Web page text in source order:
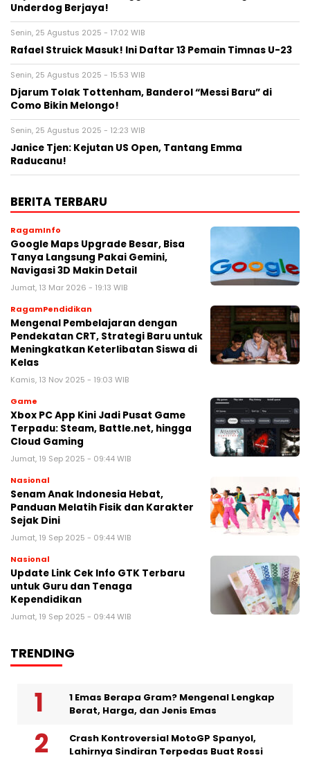
Underdog Berjaya!
Senin, 25 Agustus 2025 - 17:02 WIB
Rafael Struick Masuk! Ini Daftar 13 Pemain Timnas U-23
Senin, 25 Agustus 2025 - 15:53 WIB
Djarum Tolak Tottenham, Banderol “Messi Baru” di
Como Bikin Melongo!
Senin, 25 Agustus 2025 - 12:23 WIB
Janice Tjen: Kejutan US Open, Tantang Emma
Raducanu!
BERITA TERBARU
RagamInfo
Google Maps Upgrade Besar, Bisa
Tanya Langsung Pakai Gemini,
Navigasi 3D Makin Detail
Jumat, 13 Mar 2026 - 19:13 WIB
RagamPendidikan
Mengenal Pembelajaran dengan
Pendekatan CRT, Strategi Baru untuk
Meningkatkan Keterlibatan Siswa di
Kelas
Kamis, 13 Nov 2025 - 19:03 WIB
Game
Xbox PC App Kini Jadi Pusat Game
Terpadu: Steam, Battle.net, hingga
Cloud Gaming
Jumat, 19 Sep 2025 - 09:44 WIB
Nasional
Senam Anak Indonesia Hebat,
Panduan Melatih Fisik dan Karakter
Sejak Dini
Jumat, 19 Sep 2025 - 09:44 WIB
Nasional
Update Link Cek Info GTK Terbaru
untuk Guru dan Tenaga
Kependidikan
Jumat, 19 Sep 2025 - 09:44 WIB
TRENDING
1 Emas Berapa Gram? Mengenal Lengkap
Berat, Harga, dan Jenis Emas
Crash Kontroversial MotoGP Spanyol,
Lahirnya Sindiran Terpedas Buat Rossi